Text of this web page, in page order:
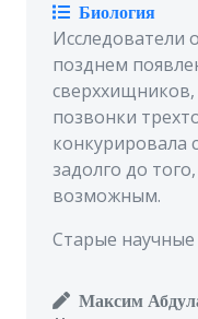
Биология
Исследователи
позднем
позвонки
конкурировала
задолго до
возможным.
Старые
Максим